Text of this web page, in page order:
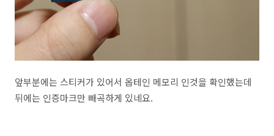
앞부분에는 스티커가 있어서 옵테인 메모리 인것을 확인했는데
뒤에는 인증마크만 빼곡하게 있네요.